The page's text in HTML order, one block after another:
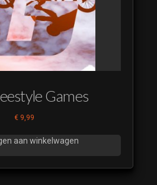
Games
€ 9,99
aan winkelwagen